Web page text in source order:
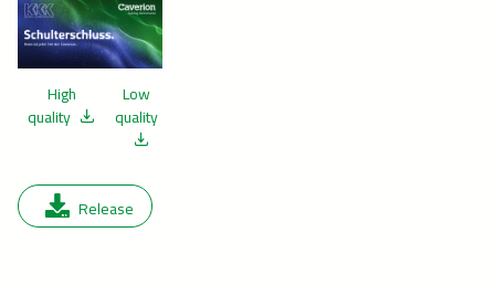
High
quality
Low
quality
Release